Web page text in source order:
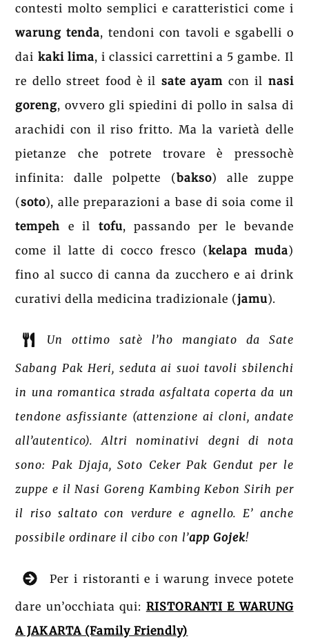
contesti molto semplici e caratteristici come i
warung tenda, tendoni con tavoli e sgabelli o
dai kaki lima, i classici carrettini a 5 gambe. Il
re dello street food è il sate ayam con il nasi
goreng, ovvero gli spiedini di pollo in salsa di
arachidi con il riso fritto. Ma la varietà delle
pietanze che potrete trovare è pressochè
infinita: dalle polpette (bakso) alle zuppe
(soto), alle preparazioni a base di soia come il
tempeh e il tofu, passando per le bevande
come il latte di cocco fresco (kelapa muda)
fino al succo di canna da zucchero e ai drink
curativi della medicina tradizionale (jamu).
Un ottimo satè l’ho mangiato da Sate
Sabang Pak Heri, seduta ai suoi tavoli sbilenchi
in una romantica strada asfaltata coperta da un
tendone asfissiante (attenzione ai cloni, andate
all’autentico). Altri nominativi degni di nota
sono: Pak Djaja, Soto Ceker Pak Gendut per le
zuppe e il Nasi Goreng Kambing Kebon Sirih per
il riso saltato con verdure e agnello. E’ anche
possibile ordinare il cibo con l’app Gojek!
Per i ristoranti e i warung invece potete
dare un’occhiata qui: RISTORANTI E WARUNG
A JAKARTA (Family Friendly)